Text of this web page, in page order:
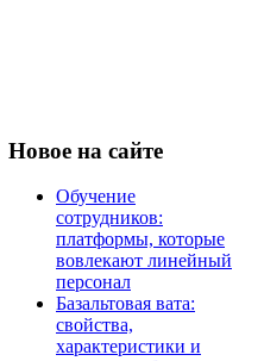
Новое на сайте
Обучение
сотрудников:
платформы, которые
вовлекают линейный
персонал
Базальтовая вата:
свойства,
характеристики и